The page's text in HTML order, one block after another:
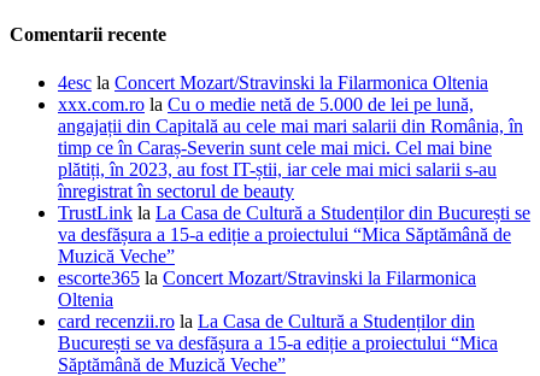
Comentarii recente
4esc la Concert Mozart/Stravinski la Filarmonica Oltenia
xxx.com.ro la Cu o medie netă de 5.000 de lei pe lună,
angajații din Capitală au cele mai mari salarii din România, în
timp ce în Caraș-Severin sunt cele mai mici. Cel mai bine
plătiți, în 2023, au fost IT-știi, iar cele mai mici salarii s-au
înregistrat în sectorul de beauty
TrustLink la La Casa de Cultură a Studenților din București se
va desfășura a 15-a ediție a proiectului “Mica Săptămână de
Muzică Veche”
escorte365 la Concert Mozart/Stravinski la Filarmonica
Oltenia
card recenzii.ro la La Casa de Cultură a Studenților din
București se va desfășura a 15-a ediție a proiectului “Mica
Săptămână de Muzică Veche”